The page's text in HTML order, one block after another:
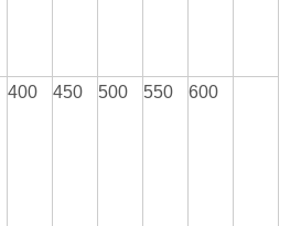
400 450 500 550 600